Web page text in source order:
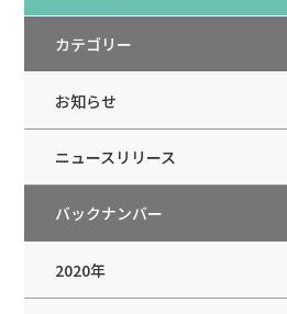
カテゴリー
お知らせ
ニュースリリース
バックナンバー
2020年